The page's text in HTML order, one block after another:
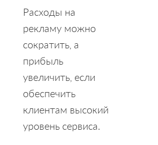
Расходы на
рекламу можно
сократить, а
прибыль
увеличить, если
обеспечить
клиентам высокий
уровень сервиса.